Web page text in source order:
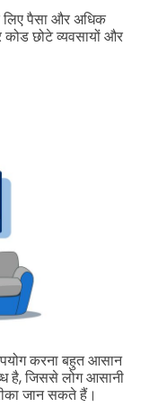
पैसा और अधिक
छोटे व्यवसायों और
करना बहुत आसान
है, जिससे लोग आसानी
जान सकते हैं।